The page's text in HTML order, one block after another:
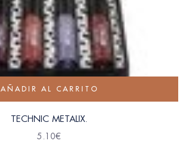
AÑADIR AL CARRITO
TECHNIC METALIX.
5.10€